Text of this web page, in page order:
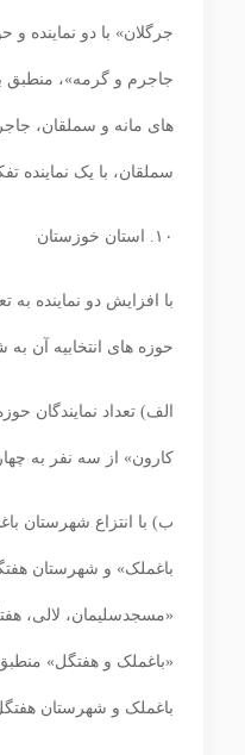
جرگلان» با دو نماینده و
جاجرم و گرمه»، منطبق
های مانه و سملقان،
سملقان، با یک نماینده
۱۰. استان خوزستان
با افزایش دو نماینده به
حوزه ‏های انتخابیه آن
الف) تعداد نمایندگان
کارون» از سه نفر به
ب) با انتزاع شهرستان
باغملک» و شهرستان
«مسجدسلیمان، لالی،
«باغملک و هفتگل»
باغملک و شهرستان